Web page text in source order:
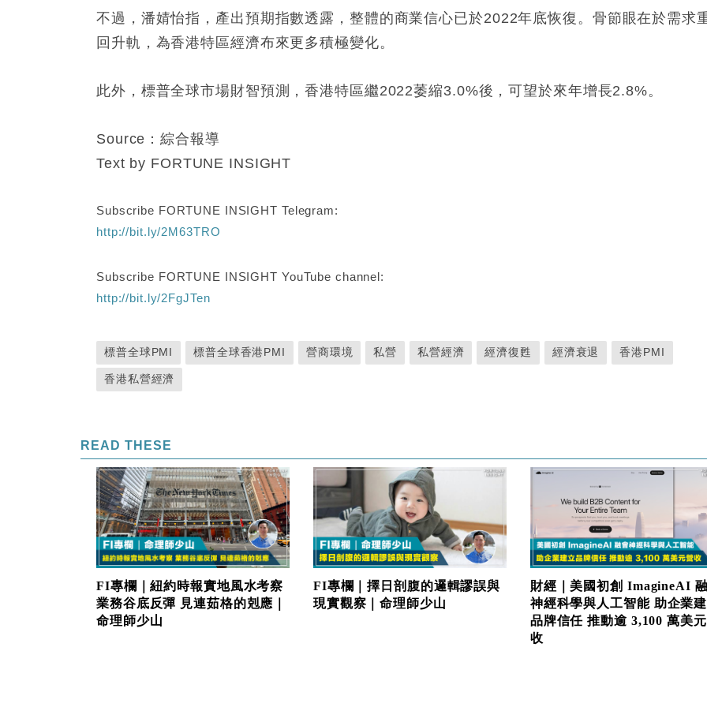
不過，潘婧怡指，產出預期指數透露，整體的商業信心已於2022年底恢復。骨節眼在於需求
回升軌，為香港特區經濟布來更多積極變化。
此外，標普全球市場財智預測，香港特區繼2022萎縮3.0%後，可望於來年增長2.8%。
Source：綜合報導
Text by FORTUNE INSIGHT
Subscribe FORTUNE INSIGHT Telegram:
http://bit.ly/2M63TRO
Subscribe FORTUNE INSIGHT YouTube channel:
http://bit.ly/2FgJTen
標普全球PMI 標普全球香港PMI 營商環境 私營 私營經濟 經濟復甦 經濟衰退 香港PMI
香港私營經濟
READ THESE
FI專欄｜紐約時報實地風水考察
業務谷底反彈 見連茹格的剋應｜
命理師少山
FI專欄｜擇日剖腹的邏輯謬誤與
現實觀察｜命理師少山
財經｜美國初創 ImagineAI
神經科學與人工智能 助企業
品牌信任 推動逾 3,100 萬美
收